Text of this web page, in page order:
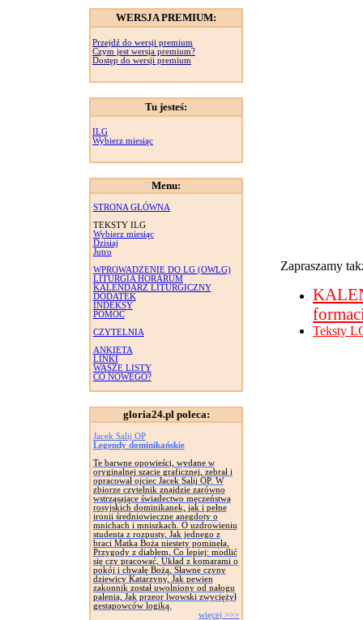
WERSJA PREMIUM:
Przejdź do wersji premium
Czym jest wersja premium?
Dostęp do wersji premium
Tu jesteś:
ILG
Wybierz miesiąc
Menu:
STRONA GŁÓWNA
TEKSTY ILG
Wybierz miesiąc
Dzisiaj
Jutro
WPROWADZENIE DO LG (OWLG)
LITURGIA HORARUM
KALENDARZ LITURGICZNY
DODATEK
INDEKSY
POMOC
CZYTELNIA
ANKIETA
LINKI
WASZE LISTY
CO NOWEGO?
gloria24.pl poleca:
Jacek Salij OP
Legendy dominikańskie
Te barwne opowieści, wydane w
oryginalnej szacie graficznej, zebrał i
opracował ojciec Jacek Salij OP. W
zbiorze czytelnik znajdzie zarówno
wstrząsające świadectwo męczeństwa
rosyjskich dominikanek, jak i pełne
ironii średniowieczne anegdoty o
mnichach i mniszkach. O uzdrowieniu
studenta z rozpusty, Jak jednego z
braci Matka Boża niestety pominęła,
Przygody z diabłem, Co lepiej: modlić
się czy pracować, Układ z komarami o
pokój i chwałę Bożą, Sławne czyny
dziewicy Katarzyny, Jak pewien
zakonnik został uwolniony od nałogu
palenia, Jak przeor lwowski zwyciężył
gestapowców logiką.
więcej >>>
Zapraszamy
Teksty